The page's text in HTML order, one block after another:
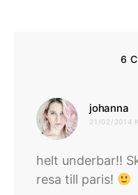
6
johanna
21/02/2014
helt underbar!!
resa till paris!